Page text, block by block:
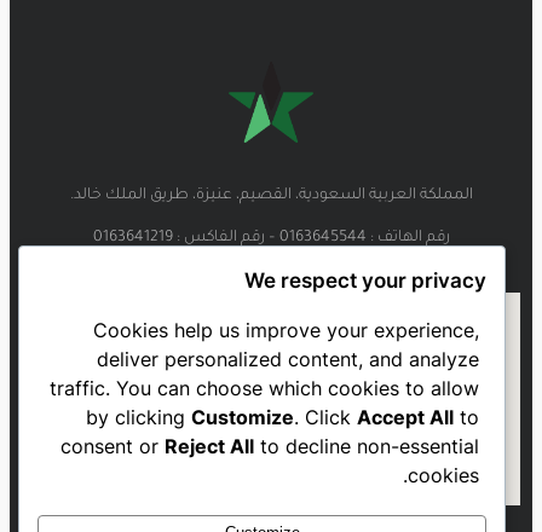
المملكة العربية السعودية، القصيم، عنيزة، طريق الملك خالد.
رقم الهاتف : 0163645544 – رقم الفاكس : 0163641219
We respect your privacy
Cookies help us improve your experience,
deliver personalized content, and analyze
traffic. You can choose which cookies to allow
by clickingCustomize. ClickAccept All to
consent or Reject All to decline non-essential
cookies.